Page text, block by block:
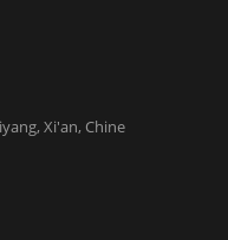
Xi'an, Chine